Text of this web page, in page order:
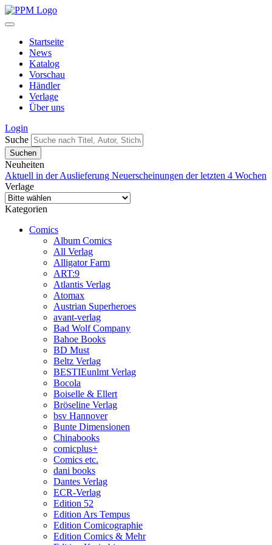
Startseite
News
Katalog
Vorschau
Händler
Verlage
Über uns
Login
Suche
Neuheiten
Aktuell in der Auslieferung Neuerscheinungen der letzten 4 Wochen
Verlage
Kategorien
Comics
Album Comics
All Verlag
Alligator Farm
ART:9
Atlantis Verlag
Atomax
Austrian Superheroes
avant-verlag
Bad Wolf Company
Bahoe Books
BD Must
Beltz Verlag
BESTIEunlmt Verlag
Bocola
Boiselle & Ellert
Bröseline Verlag
bsv Hannover
Bunte Dimensionen
Chinabooks
comicplus+
Comics etc.
dani books
Dantes Verlag
ECR-Verlag
Edition 52
Edition Ars Tempus
Edition Comicographie
Edition Comics & Mehr